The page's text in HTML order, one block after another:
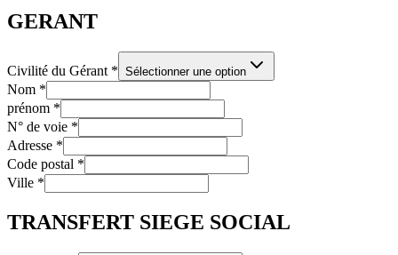
GERANT
Civilité du Gérant * Sélectionner une option
Nom *
prénom *
N° de voie *
Adresse *
Code postal *
Ville *
TRANSFERT SIEGE SOCIAL